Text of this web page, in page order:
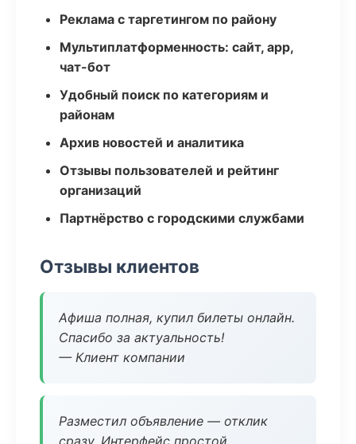
Реклама с таргетингом по району
Мультиплатформенность: сайт, app,
чат-бот
Удобный поиск по категориям и
районам
Архив новостей и аналитика
Отзывы пользователей и рейтинг
организаций
Партнёрство с городскими службами
Отзывы клиентов
Афиша полная, купил билеты онлайн.
Спасибо за актуальность!
— Клиент компании
Разместил объявление — отклик
сразу. Интерфейс простой.